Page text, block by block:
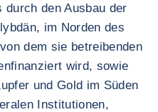
durch den Ausbau der
im Norden des
dem sie betreibenden
wird, sowie
und Gold im Süden
Institutionen,